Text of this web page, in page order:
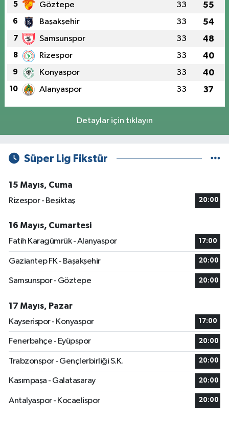
5 Göztepe 33 55
6 Başakşehir 33 54
7 Samsunspor 33 48
8 Rizespor 33 40
9 Konyaspor 33 40
10 Alanyaspor 33 37
Detaylar için tıklayın
Süper Lig Fikstür
15 Mayıs, Cuma
Rizespor - Beşiktaş
20:00
16 Mayıs, Cumartesi
Fatih Karagümrük - Alanyaspor
17:00
Gaziantep FK - Başakşehir 20:00
Samsunspor - Göztepe 20:00
17 Mayıs, Pazar
Kayserispor - Konyaspor
17:00
Fenerbahçe - Eyüpspor 20:00
Trabzonspor - Gençlerbirliği S.K. 20:00
Kasımpaşa - Galatasaray 20:00
Antalyaspor - Kocaelispor 20:00